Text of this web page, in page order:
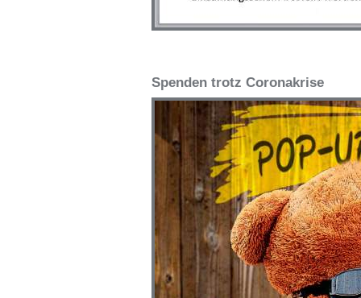
Spenden trotz Coronakrise